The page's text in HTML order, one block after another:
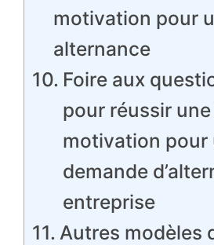
motivation pour
alternance
Foire aux
pour réussir
motivation pour
demande
entreprise
Autres modèles